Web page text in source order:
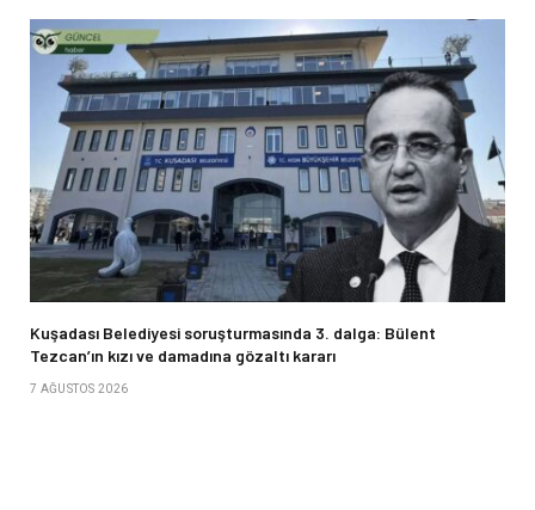
Kuşadası Belediyesi soruşturmasında 3. dalga: Bülent
Tezcan’ın kızı ve damadına gözaltı kararı
7 AĞUSTOS 2026